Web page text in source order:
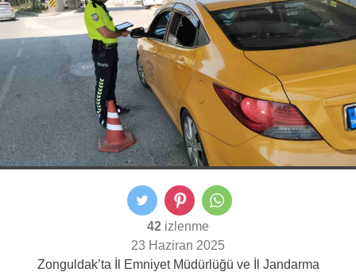
42 izlenme
23 Haziran 2025
Zonguldak’ta İl Emniyet Müdürlüğü ve İl Jandarma